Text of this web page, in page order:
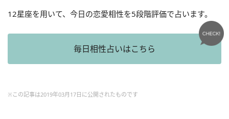
12星座を用いて、今日の恋愛相性を5段階評価で占います。
毎日相性占いはこちら
※この記事は2019年03月17日に公開されたものです